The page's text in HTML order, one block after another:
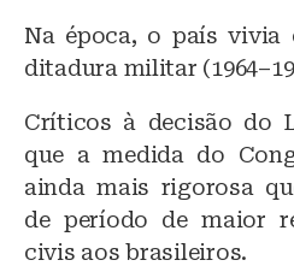
Na época, o país
ditadura militar
Críticos à decisão do
que a medida do
ainda mais rigorosa
de período de maior
civis aos brasileiros.